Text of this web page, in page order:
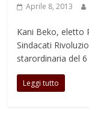
Aprile 8, 2013
Kani Beko, eletto
Sindacati
starordinaria del
Leggi tutto